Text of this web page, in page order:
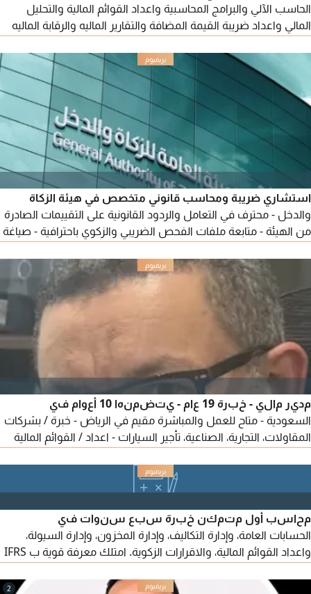
الحاسب الآلي والبرامج المحاسبية واعداد القوائم المالية والتحليل
المالي واعداد ضريبة القيمة المضافة والتقارير الماليه والرقابة الماليه
ودفتره وقيود وفوديكس ومايكروتك وعملت على مختلف الأنشطة
عقارات ومقاولات وملابس جاهزه ومطاعم وأنشطة صناعية تجاريه
وخدمية أرغب في العمل بدوام كامل
استشاري ضريبة ومحاسب قانوني متخصص في هيئة الزكاة
والدخل - محترف في التعامل والردود القانونية على التقييمات الصادرة
من الهيئة - متابعة ملفات الفحص الضريبي والزكوي باحترافية - صياغة
قوية في اللائحة التنفيذية والاتفاقية الموحدة - ومتابعة القضايا
المعقدة لمبالغ تصل الى 80 مليون - رفع الدعاوي لدى اللجان الضريبية
ومتابعتها - استشارات ضريبية
مدير مالي - خبرة 19 عام - يتضمنها 10 أعوام في
السعودية - متاح للعمل والمباشرة مقيم في الرياض - خبرة / بشركات
المقاولات، التجارية، الصناعية، تأجير السيارات - اعداد / القوائم المالية
التنظيميه والامتثال - الاقرارات الضريبية - التحليل المالي ودراسة
الجدوى ومؤشرات الأداء kips - ادارة التدفقات النقديه والمخاطر
محاسب أول متمكن خبرة سبع سنوات في
الحسابات العامة، وإدارة التكاليف، وإدارة المخزون، وإدارة السيولة،
واعداد القوائم المالية، والاقرارات الزكوية. امتلك معرفة قوية ب IFRS
وCMA، وأتمتع بمهارات قوية في التحليل المالي واعداد مؤشرات
الأداء (KPIs) أجيد استخدام Power BI وMicrosoft Office وأنظمة2